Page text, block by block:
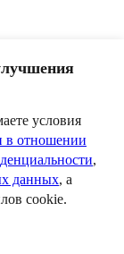
условия
в отношении
,
данных, а
cookie.